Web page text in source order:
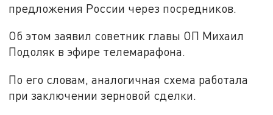
предложения России через посредников.
Об этом заявил советник главы ОП Михаил
Подоляк в эфире телемарафона.
По его словам, аналогичная схема работала
при заключении зерновой сделки.